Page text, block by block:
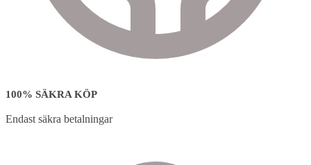
100% SÄKRA KÖP
Endast säkra betalningar